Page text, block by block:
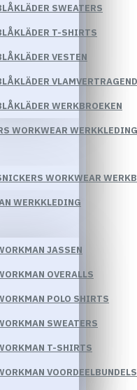
SWEATERS
T-SHIRTS
VESTEN
WERKBROEKEN
WORKWEAR WERKKLEDING
WORKWEAR
WERKKLEDING
JASSEN
OVERALLS
POLO SHIRTS
SWEATERS
T-SHIRTS
VOORDEELBUNDELS